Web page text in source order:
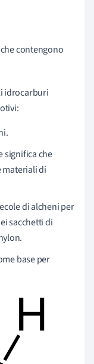
che contengono
idrocarburi
significa che
di
di alcheni per
sacchetti di
base per